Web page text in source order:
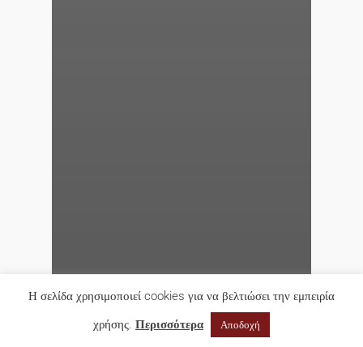
Η σελίδα χρησιμοποιεί cookies για να βελτιώσει την εμπειρία
χρήσης. Περισσότερα Αποδοχή